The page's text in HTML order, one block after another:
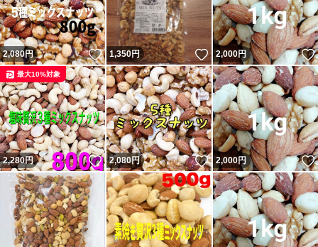
2,080円 いいね！
1,350円 いいね！
2,000円
2,280円 いいね！
最大10%対象
2,080円 いいね！
2,000円